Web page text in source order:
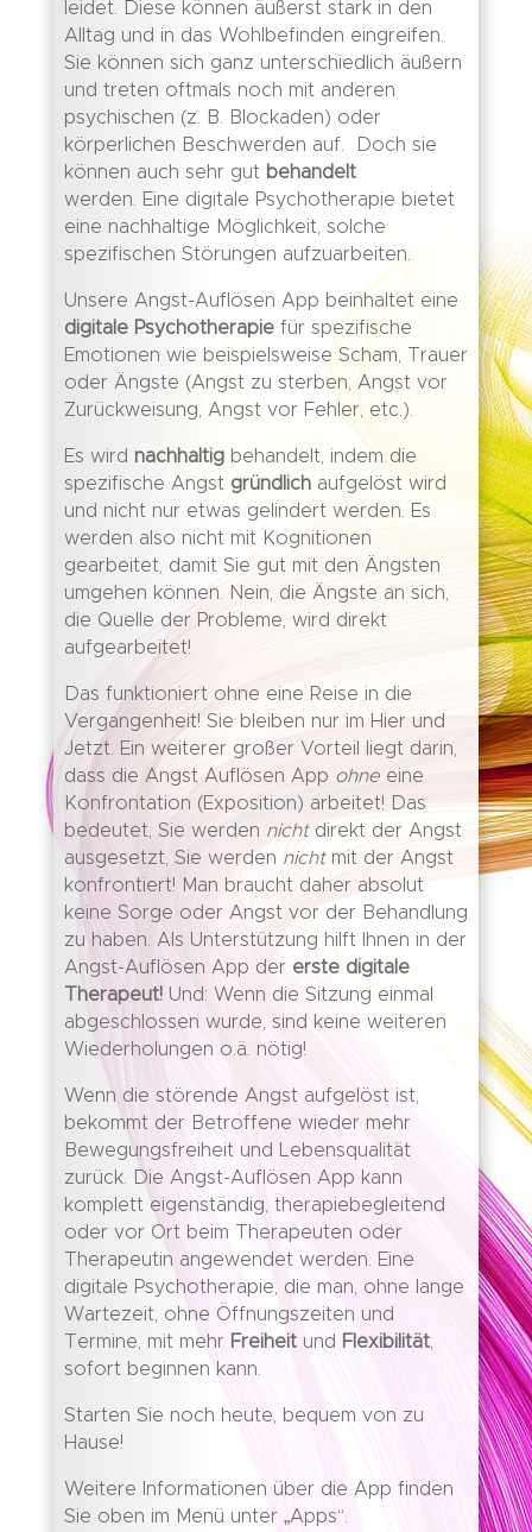
leidet. Diese können äußerst stark in den
Alltag und in das Wohlbefinden eingreifen.
Sie können sich ganz unterschiedlich äußern
und treten oftmals noch mit anderen
psychischen (z. B. Blockaden) oder
körperlichen Beschwerden auf. Doch sie
können auch sehr gut behandelt
werden. Eine digitale Psychotherapie bietet
eine nachhaltige Möglichkeit, solche
spezifischen Störungen aufzuarbeiten.
Unsere Angst-Auflösen App beinhaltet eine
digitale Psychotherapiefür spezifische
Emotionen wie beispielsweise Scham, Trauer
oder Ängste (Angst zu sterben, Angst vor
Zurückweisung, Angst vor Fehler, etc.).
Es wird nachhaltigbehandelt, indem die
spezifische Angst gründlichaufgelöst wird
und nicht nur etwas gelindert werden. Es
werden also nicht mit Kognitionen
gearbeitet, damit Sie gut mit den Ängsten
umgehen können. Nein, die Ängste an sich,
die Quelle der Probleme, wird direkt
aufgearbeitet!
Das funktioniert ohne eine Reise in die
Vergangenheit! Sie bleiben nur im Hier und
Jetzt. Ein weiterer großer Vorteil liegt darin,
dass die Angst Auflösen App ohneeine
Konfrontation (Exposition) arbeitet! Das
bedeutet, Sie werden nichtdirekt der Angst
ausgesetzt, Sie werden nichtmit der Angst
konfrontiert! Man braucht daher absolut
keine Sorge oder Angst vor der Behandlung
zu haben. Als Unterstützung hilft Ihnen in der
Angst-Auflösen App der erste digitale
Therapeut! Und: Wenn die Sitzung einmal
abgeschlossen wurde, sind keine weiteren
Wiederholungen o.ä. nötig!
Wenn die störende Angst aufgelöst ist,
bekommt der Betroffene wieder mehr
Bewegungsfreiheit und Lebensqualität
zurück. Die Angst-Auflösen App kann
komplett eigenständig, therapiebegleitend
oder vor Ort beim Therapeuten oder
Therapeutin angewendet werden. Eine
digitale Psychotherapie, die man, ohne lange
Wartezeit, ohne Öffnungszeiten und
Termine, mit mehr Freiheitund Flexibilität,
sofort beginnen kann.
Starten Sie noch heute, bequem von zu
Hause!
Weitere Informationen über die App finden
Sie oben im Menü unter „Apps“.